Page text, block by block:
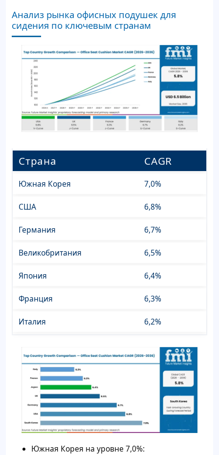
Анализ рынка офисных подушек для
сидения по ключевым странам
Страна CAGR
Южная Корея 7,0%
США 6,8%
Германия 6,7%
Великобритания 6,5%
Япония 6,4%
Франция 6,3%
Италия 6,2%
Южная Корея на уровне 7,0%: